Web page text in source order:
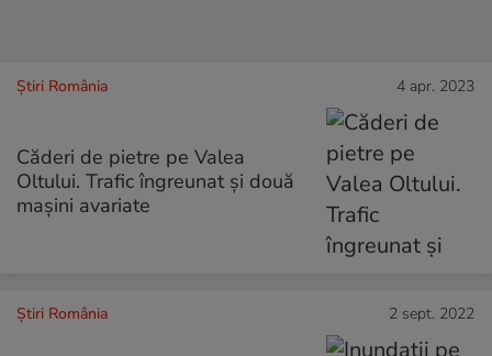
Știri România 4 apr. 2023
Căderi de pietre pe Valea
Oltului. Trafic îngreunat și două
maşini avariate
Știri România 2 sept. 2022